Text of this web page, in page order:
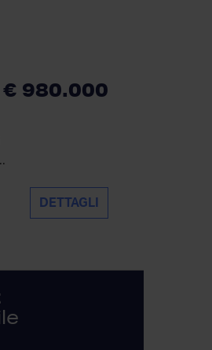
€ 980.000
DETTAGLI